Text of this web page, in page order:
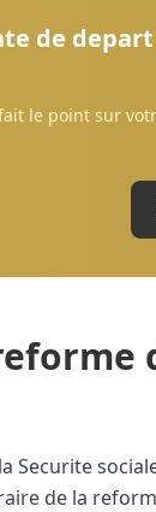
de
le point sur
Securite
de la